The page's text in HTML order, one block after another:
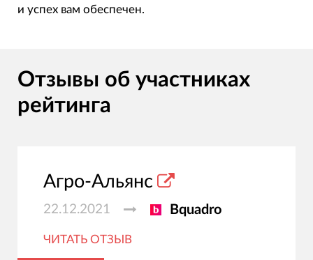
и успех вам обеспечен.
Отзывы об участниках
рейтинга
Агро-Альянс
22.12.2021 Bquadro
ЧИТАТЬ ОТЗЫВ